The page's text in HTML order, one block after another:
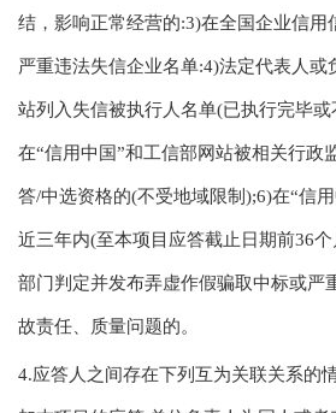
结，影响正常经营的:3)在全国企业信用
严重违法失信企业名单:4)法定代表人或
站列入失信被执行人名单(已执行完毕
在“信用中国”和工信部网站被相关行政
答/中选资格的(不受地域限制);6)在“信
近三年内(至本项目应答截止日期前36
部门判定并发布弄虚作假骗取中标或严
故责任、质量问题的。
4.应答人之间存在下列互为关联关系的